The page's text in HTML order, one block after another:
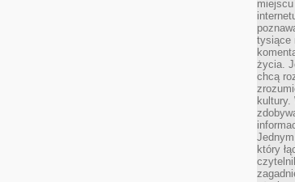
tysiące
życia.
chcą
kultury.
który